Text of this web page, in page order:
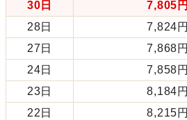
30日 7,805円
28日
7,824円
27日
7,868円
24日
7,858円
23日
8,184円
22日
8,215円